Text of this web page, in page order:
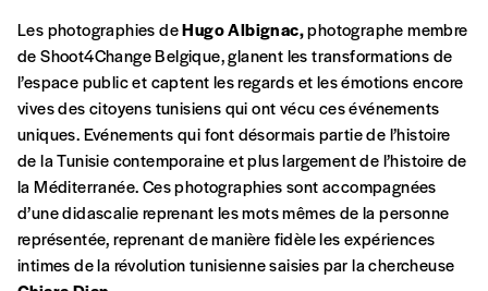
Créer un
compte
vous-mêmes le coût de notre publication.
Cette valeur peut donc être inférieure, égale
ou supérieure au prix indicatif. De cette
manière, vous soutenez le travail de l’équipe
de rédaction selon vos moyens et vos
motivations.
En pratique
Vous vous abonnez pour l’année civile en
Les photographies deHugo Albignac,photographe membre
de Shoot4Change Belgique, glanent les transformations de
l’espace public et captent les regards et les émotions encore
vives des citoyens tunisiens qui ont vécu ces événements
uniques. Evénements qui font désormais partie de l’histoire
de la Tunisie contemporaine et plus largement de l’histoire de
la Méditerranée. Ces photographies sont accompagnées
d’une didascalie reprenant les mots mêmes de la personne
représentée, reprenant de manière fidèle les expériences
intimes de la révolution tunisienne saisies par la chercheuse